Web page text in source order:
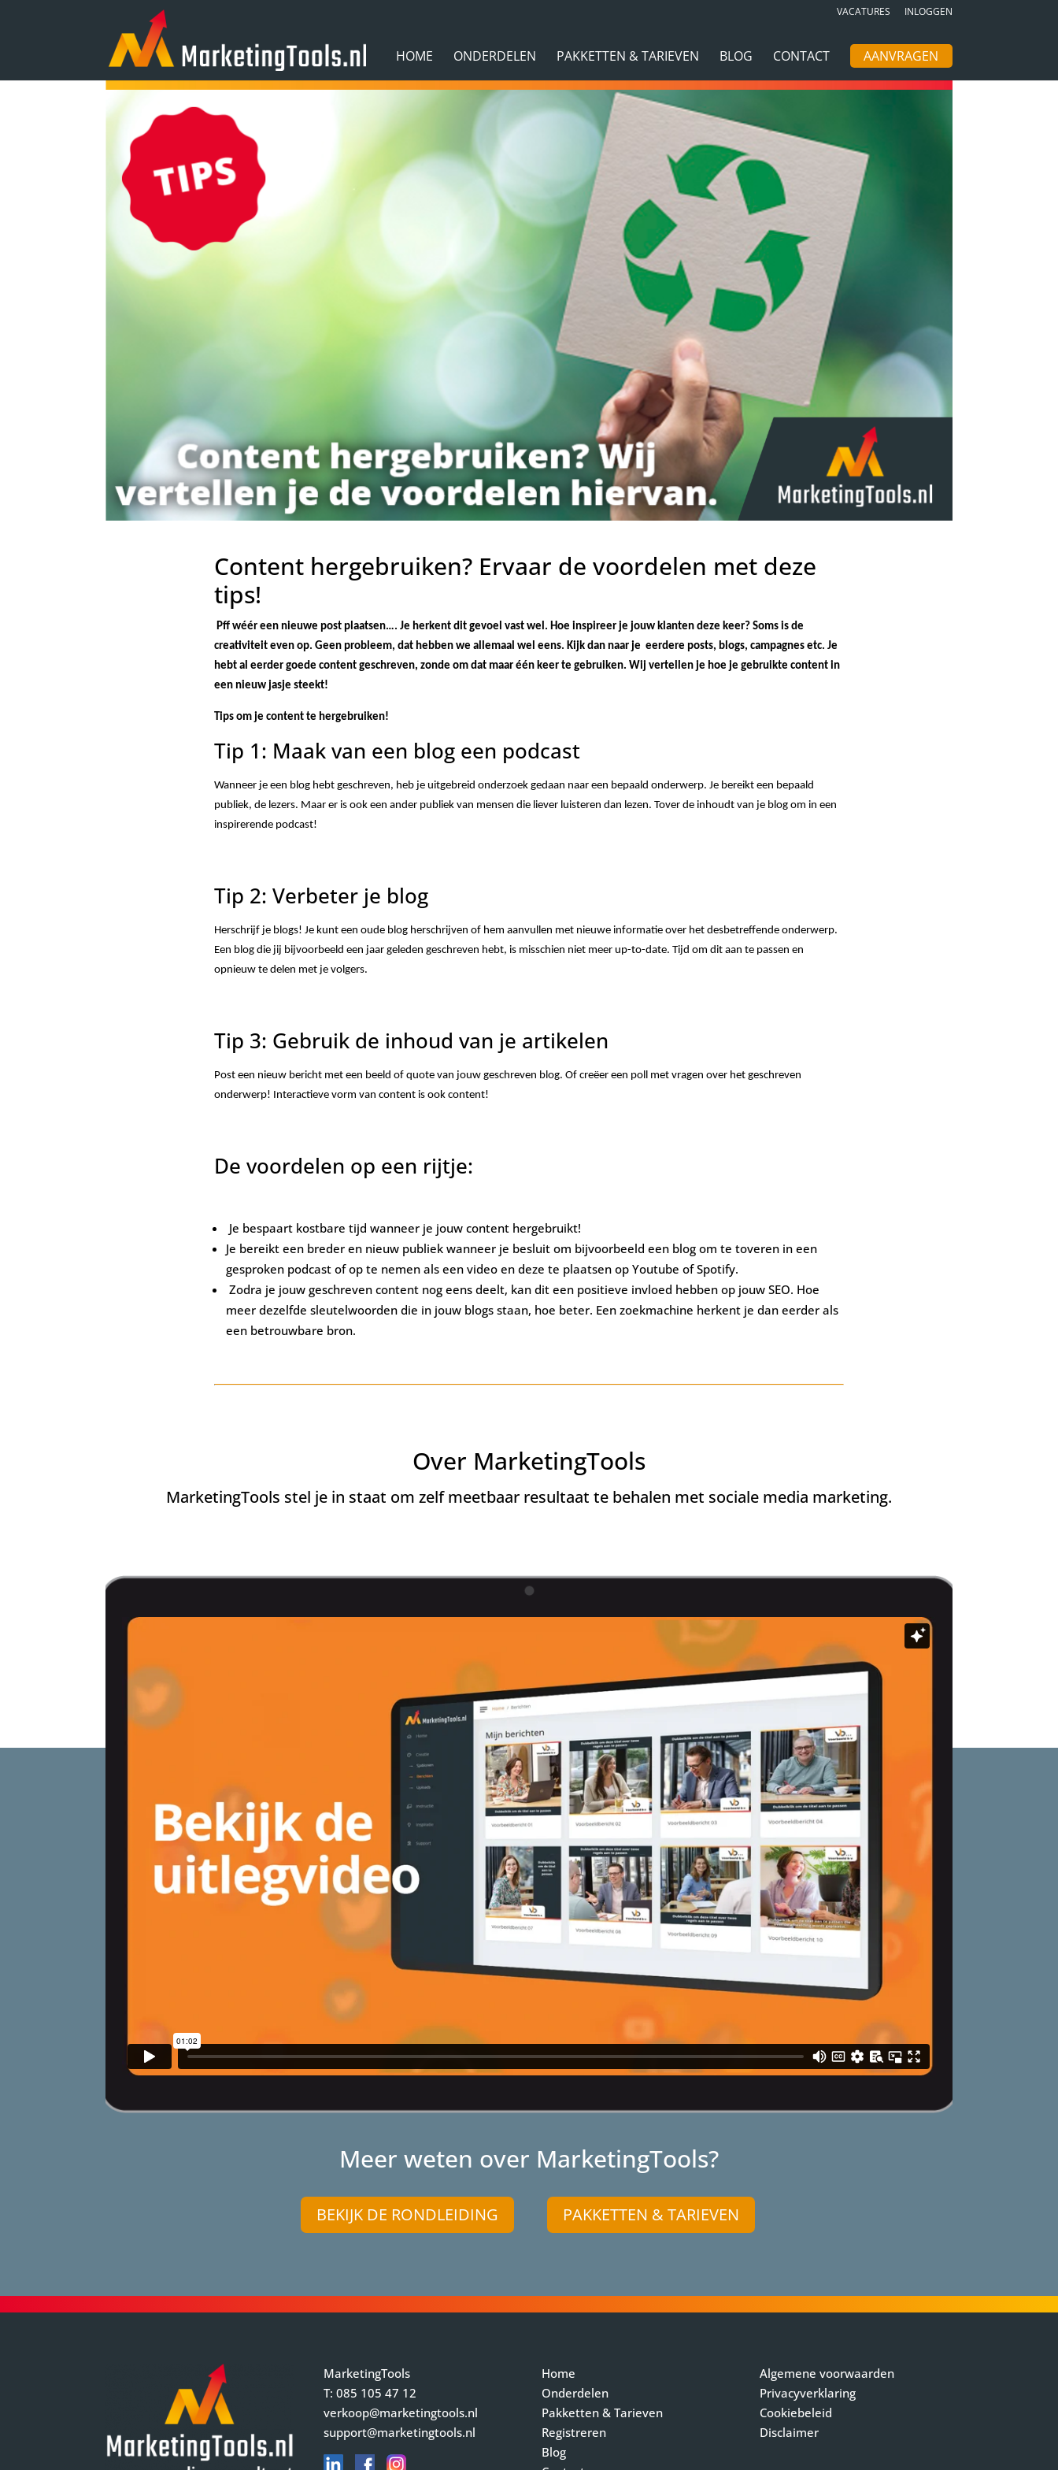
VACATURES INLOGGEN
HOME ONDERDELEN PAKKETTEN & TARIEVEN BLOG CONTACT AANVRAGEN
Content hergebruiken? Ervaar de voordelen met deze
tips!
Pff wéér een nieuwe post plaatsen…. Je herkent dit gevoel vast wel. Hoe inspireer je jouw klanten deze keer? Soms is de
creativiteit even op. Geen probleem, dat hebben we allemaal wel eens. Kijk dan naar je eerdere posts, blogs, campagnes etc. Je
hebt al eerder goede content geschreven, zonde om dat maar één keer te gebruiken. Wij vertellen je hoe je gebruikte content in
een nieuw jasje steekt!
Tips om je content te hergebruiken!
Tip 1: Maak van een blog een podcast
Wanneer je een blog hebt geschreven, heb je uitgebreid onderzoek gedaan naar een bepaald onderwerp. Je bereikt een bepaald
publiek, de lezers. Maar er is ook een ander publiek van mensen die liever luisteren dan lezen. Tover de inhoudt van je blog om in een
inspirerende podcast!
Tip 2: Verbeter je blog
Herschrijf je blogs! Je kunt een oude blog herschrijven of hem aanvullen met nieuwe informatie over het desbetreffende onderwerp.
Een blog die jij bijvoorbeeld een jaar geleden geschreven hebt, is misschien niet meer up-to-date. Tijd om dit aan te passen en
opnieuw te delen met je volgers.
Tip 3: Gebruik de inhoud van je artikelen
Post een nieuw bericht met een beeld of quote van jouw geschreven blog. Of creëer een poll met vragen over het geschreven
onderwerp! Interactieve vorm van content is ook content!
De voordelen op een rijtje:
Je bespaart kostbare tijd wanneer je jouw content hergebruikt!
Je bereikt een breder en nieuw publiek wanneer je besluit om bijvoorbeeld een blog om te toveren in een
gesproken podcast of op te nemen als een video en deze te plaatsen op Youtube of Spotify.
Zodra je jouw geschreven content nog eens deelt, kan dit een positieve invloed hebben op jouw SEO. Hoe
meer dezelfde sleutelwoorden die in jouw blogs staan, hoe beter. Een zoekmachine herkent je dan eerder als
een betrouwbare bron.
Over MarketingTools
MarketingTools stel je in staat om zelf meetbaar resultaat te behalen met sociale media marketing.
Meer weten over MarketingTools?
BEKIJK DE RONDLEIDING PAKKETTEN & TARIEVEN
MarketingTools
T:085 105 47 12
verkoop@marketingtools.nl
support@marketingtools.nl
Home
Onderdelen
Pakketten & Tarieven
Registreren
Blog
Algemene voorwaarden
Privacyverklaring
Cookiebeleid
Disclaimer